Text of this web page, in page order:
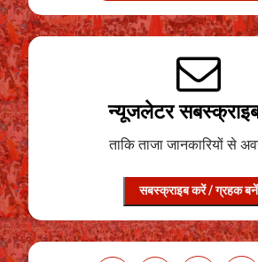
न्यूजलेटर
ताकि ताजा जानकारियों से
सबस्क्राइब करें / ग्रहक बनें